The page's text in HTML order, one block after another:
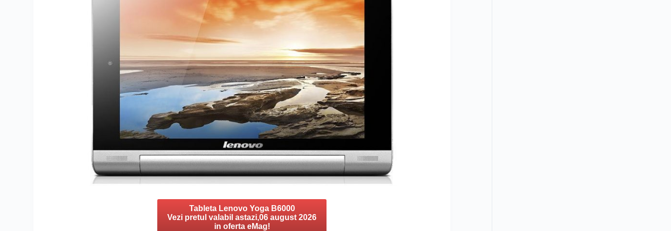
Tableta Lenovo Yoga B6000
Vezi pretul valabil astazi,06 august 2026
in oferta eMag!